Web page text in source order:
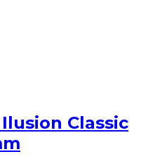
Classic